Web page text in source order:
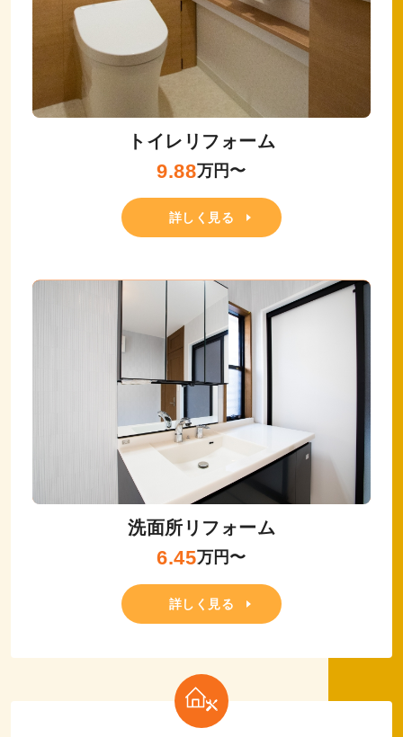
トイレリフォーム
9.88万円〜
詳しく見る
洗面所リフォーム
6.45万円〜
詳しく見る